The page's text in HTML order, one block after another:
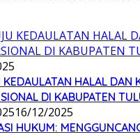
HALAL DAN
DI KABUPATEN
16/12/2025
HUKUM: